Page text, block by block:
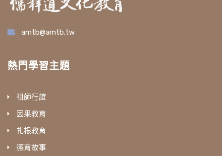
amtb@amtb.tw
熱門學習主題
祖師行誼
因果教育
扎根教育
德育故事